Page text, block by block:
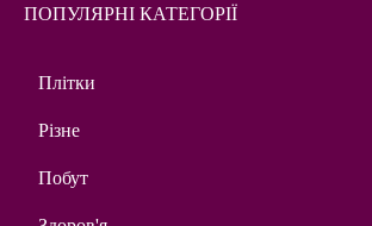
ПОПУЛЯРНІ КАТЕГОРІЇ
Плітки
Різне
Побут